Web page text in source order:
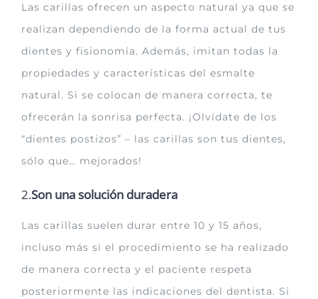
Las carillas ofrecen un aspecto natural ya que se
realizan dependiendo de la forma actual de tus
dientes y fisionomía. Además, imitan todas la
propiedades y características del esmalte
natural. Si se colocan de manera correcta, te
ofrecerán la sonrisa perfecta. ¡Olvídate de los
“dientes postizos” – las carillas son tus dientes,
sólo que… mejorados!
2.Son una solución duradera
Las carillas suelen durar entre 10 y 15 años,
incluso más si el procedimiento se ha realizado
de manera correcta y el paciente respeta
posteriormente las indicaciones del dentista. Si